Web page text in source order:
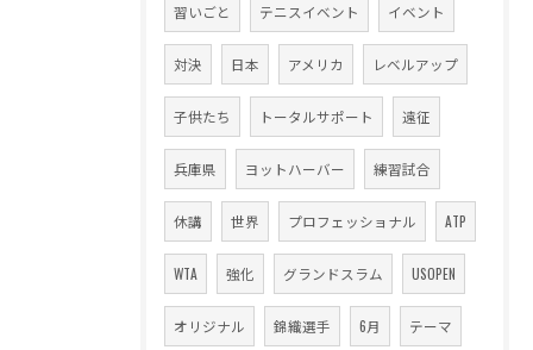
習いごと テニスイベント イベント
対決 日本 アメリカ レベルアップ
子供たち トータルサポート 遠征
兵庫県 ヨットハーバー 練習試合
休講 世界 プロフェッショナル ATP
WTA 強化 グランドスラム USOPEN
オリジナル 錦織選手 6月 テーマ